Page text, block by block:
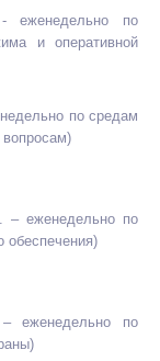
еженедельно по
и оперативной
по средам
– еженедельно по
обеспечения)
еженедельно по